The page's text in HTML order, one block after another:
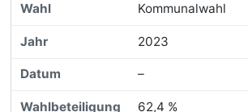
Kommunalwahl
2023
–
62,4 %